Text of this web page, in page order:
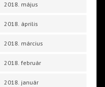
2018. május
2018. április
2018. március
2018. február
2018. január